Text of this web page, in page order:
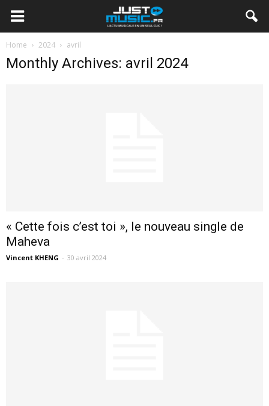
Home 2024 avril
Monthly Archives: avril 2024
« Cette fois c’est toi », le nouveau single de
Maheva
Vincent KHENG - 30 avril 2024